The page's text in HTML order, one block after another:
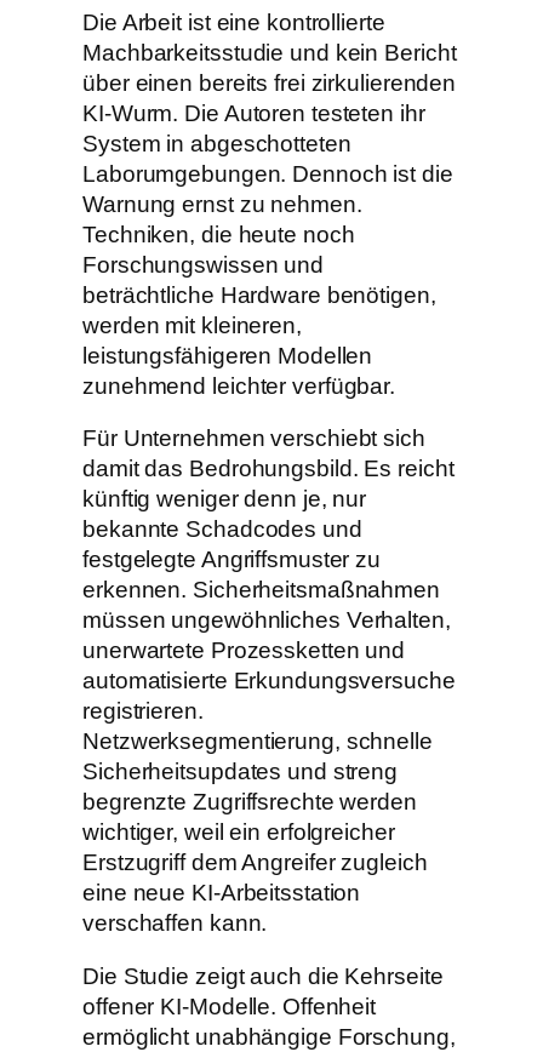
Die Arbeit ist eine kontrollierte
Machbarkeitsstudie und kein Bericht
über einen bereits frei zirkulierenden
KI-Wurm. Die Autoren testeten ihr
System in abgeschotteten
Laborumgebungen. Dennoch ist die
Warnung ernst zu nehmen.
Techniken, die heute noch
Forschungswissen und
beträchtliche Hardware benötigen,
werden mit kleineren,
leistungsfähigeren Modellen
zunehmend leichter verfügbar.
Für Unternehmen verschiebt sich
damit das Bedrohungsbild. Es reicht
künftig weniger denn je, nur
bekannte Schadcodes und
festgelegte Angriffsmuster zu
erkennen. Sicherheitsmaßnahmen
müssen ungewöhnliches Verhalten,
unerwartete Prozessketten und
automatisierte Erkundungsversuche
registrieren.
Netzwerksegmentierung, schnelle
Sicherheitsupdates und streng
begrenzte Zugriffsrechte werden
wichtiger, weil ein erfolgreicher
Erstzugriff dem Angreifer zugleich
eine neue KI-Arbeitsstation
verschaffen kann.
Die Studie zeigt auch die Kehrseite
offener KI-Modelle. Offenheit
ermöglicht unabhängige Forschung,